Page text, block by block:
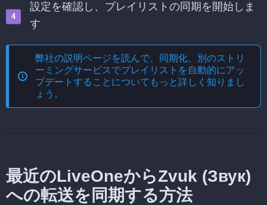
設定を確認し、プレイリストの同期を開始しま
す
弊社の説明ページを読んで、
同期化、別のストリ
ーミングサービスでプレイリストを自動的にアッ
プデートする ことについてもっと詳しく知りまし
ょう。
最近のLiveOneからZvuk (Звук)
への転送を同期する方法